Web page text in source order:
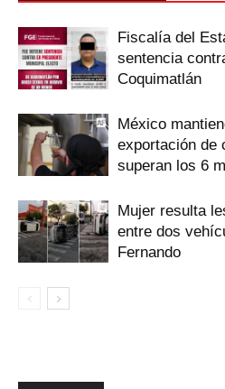
Fiscalía del
sentencia
Coquimatlán
México
exportación de
superan los 6
Mujer resulta
entre dos
Fernando